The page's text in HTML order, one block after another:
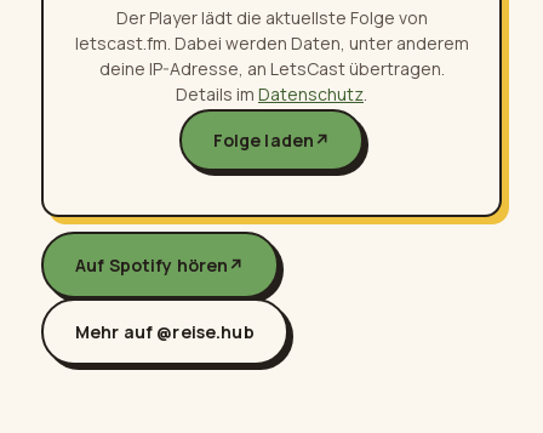
Der Player lädt die aktuellste Folge von
letscast.fm. Dabei werden Daten, unter anderem
deine IP-Adresse, an LetsCast übertragen.
Details im Datenschutz
Folge laden ↗
Auf Spotify hören ↗
Mehr auf @reise.hub